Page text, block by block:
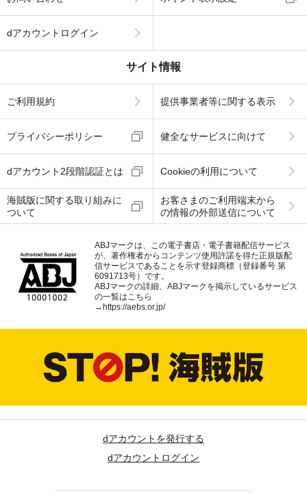
dアカウントログイン
サイト情報
ご利用規約 提供事業者等に関する表示
プライバシーポリシー 健全なサービスに向けて
dアカウント2段階認証とは Cookieの利用について
海賊版に関する取り組みに
ついて
お客さまのご利用端末から
の情報の外部送信について
ABJマークは、この電子書店・電子書籍配信サービス
が、著作権者からコンテンツ使用許諾を得た正規版配
信サービスであることを示す登録商標（登録番号 第
6091713号）です。
ABJマークの詳細、ABJマークを掲示しているサービス
の一覧はこちら
→ https://aebs.or.jp/
dアカウントを発行する
dアカウントログイン